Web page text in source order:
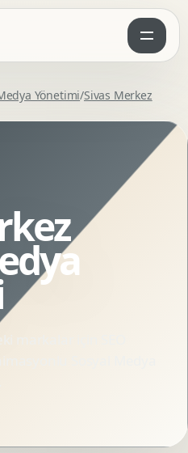
Yönetimi/Sivas Merkez
markalar için SEO
Sosyal Medya